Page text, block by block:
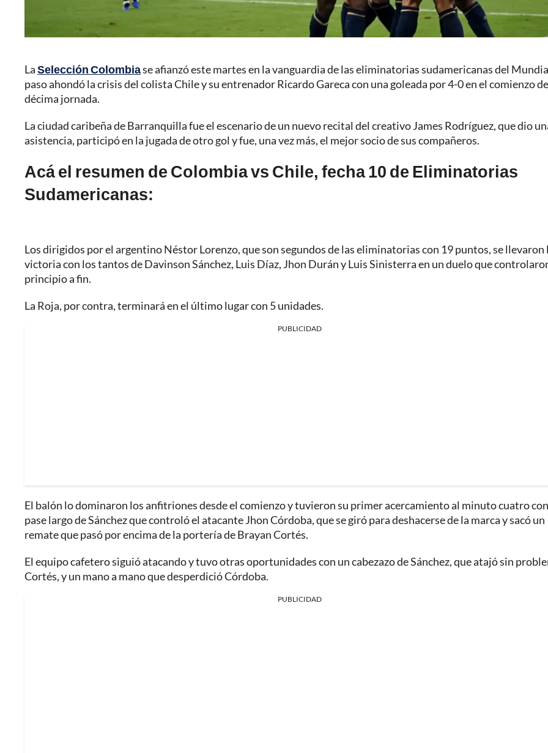
LaSelección Colombiase afianzó este martes en la vanguardia de las eliminatorias sudamericanas del
paso ahondó la crisis del colista Chile y su entrenador Ricardo Gareca con una goleada por 4-0 en el comienzo
décima jornada.
La ciudad caribeña de Barranquilla fue el escenario de un nuevo recital del creativo James Rodríguez, que dio
asistencia, participó en la jugada de otro gol y fue, una vez más, el mejor socio de sus compañeros.
Acá el resumen de Colombia vs Chile, fecha 10 de Eliminatorias
Sudamericanas:
Los dirigidos por el argentino Néstor Lorenzo, que son segundos de las eliminatorias con 19 puntos, se llevaron
victoria con los tantos de Davinson Sánchez, Luis Díaz, Jhon Durán y Luis Sinisterra en un duelo que
principio a fin.
La Roja, por contra, terminará en el último lugar con 5 unidades.
PUBLICIDAD
El balón lo dominaron los anfitriones desde el comienzo y tuvieron su primer acercamiento al minuto cuatro
pase largo de Sánchez que controló el atacante Jhon Córdoba, que se giró para deshacerse de la marca y sacó un
remate que pasó por encima de la portería de Brayan Cortés.
El equipo cafetero siguió atacando y tuvo otras oportunidades con un cabezazo de Sánchez, que atajó sin
Cortés, y un mano a mano que desperdició Córdoba.
PUBLICIDAD